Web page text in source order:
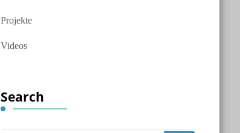
Projekte
Videos
Search